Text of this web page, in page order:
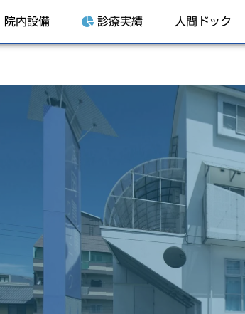
院内設備 診療実績 人間ドック